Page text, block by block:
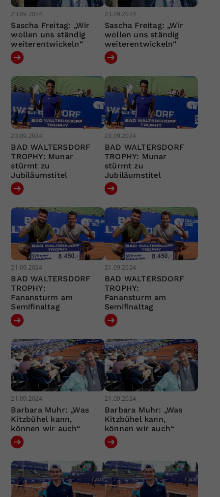
23.09.2024
Sascha Freitag: „Wir
wollen uns ständig
weiterentwickeln“
23.09.2024
Sascha Freitag: „Wir
wollen uns ständig
weiterentwickeln“
23.09.2024
BAD WALTERSDORF
TROPHY: Munar
stürmt zu
Jubiläumstitel
23.09.2024
BAD WALTERSDORF
TROPHY: Munar
stürmt zu
Jubiläumstitel
21.09.2024
BAD WALTERSDORF
TROPHY:
Fanansturm am
Semifinaltag
21.09.2024
BAD WALTERSDORF
TROPHY:
Fanansturm am
Semifinaltag
21.09.2024
Barbara Muhr: „Was
Kitzbühel kann,
können wir auch“
21.09.2024
Barbara Muhr: „Was
Kitzbühel kann,
können wir auch“